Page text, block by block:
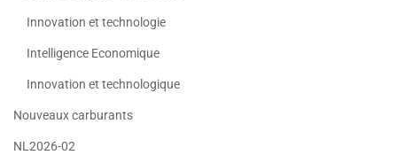
Innovation et technologie
Intelligence Economique
Innovation et technologique
Nouveaux carburants
NL2026-02